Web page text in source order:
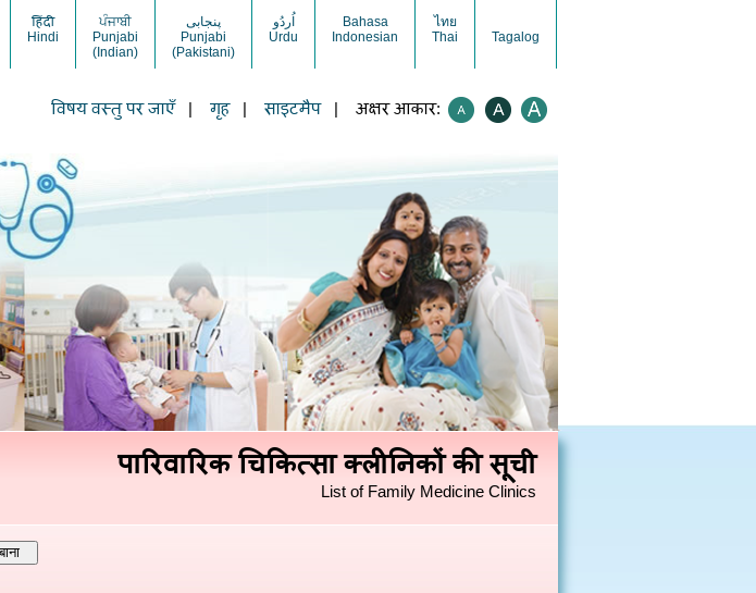
Tagalog
ไทย
Thai
Bahasa
Indonesian
اُردُو
Urdu
پنجابی
Punjabi
(Pakistani)
ਪੰਜਾਬੀ
Punjabi
(Indian)
हिंदी
Hindi
विषय वस्तु पर जाएँ| गृह| साइटमैप| अक्षर आकार:
पारिवारिक चिकित्सा क्लीनिकों की सूची
List of Family Medicine Clinics